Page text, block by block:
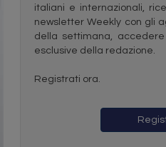
italiani e internazionali,
newsletter Weekly con gli
della settimana,
esclusive della redazione.
Registrati ora.